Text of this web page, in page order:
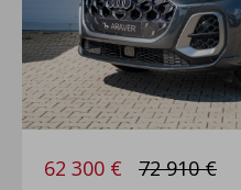
62 300 € 72 910 €